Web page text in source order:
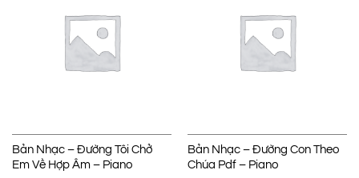
Bản Nhạc – Đường Tôi Chở
Em Về Hợp Âm – Piano
Bản Nhạc – Đường Con Theo
Chúa Pdf – Piano